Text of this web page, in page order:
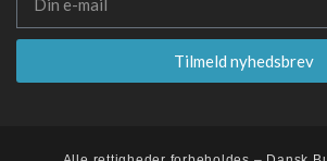
Tilmeld nyhedsbrev